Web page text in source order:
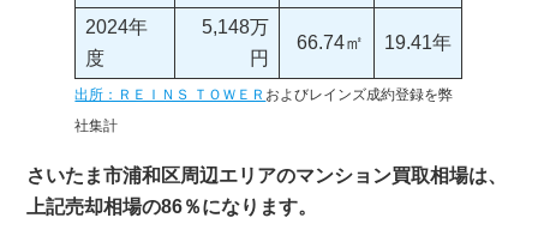
2024年
度
5,148万
円
66.74㎡ 19.41年
出所：ＲＥＩＮＳ ＴＯＷＥＲ およびレインズ成約登録を弊
社集計
さいたま市浦和区周辺エリアのマンション買取相場は、
上記売却相場の86％になります。